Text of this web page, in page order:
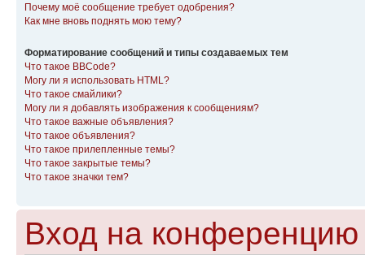
Почему моё сообщение требует одобрения?
Как мне вновь поднять мою тему?
Форматирование сообщений и типы создаваемых тем
Что такое BBCode?
Могу ли я использовать HTML?
Что такое смайлики?
Могу ли я добавлять изображения к сообщениям?
Что такое важные объявления?
Что такое объявления?
Что такое прилепленные темы?
Что такое закрытые темы?
Что такое значки тем?
Вход на конференцию